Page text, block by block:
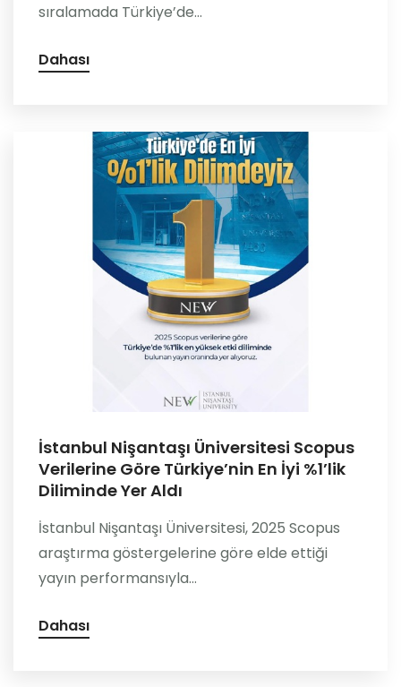
sıralamada Türkiye’de...
Dahası
İstanbul Nişantaşı Üniversitesi Scopus
Verilerine Göre Türkiye’nin En İyi %1’lik
Diliminde Yer Aldı
İstanbul Nişantaşı Üniversitesi, 2025 Scopus
araştırma göstergelerine göre elde ettiği
yayın performansıyla...
Dahası